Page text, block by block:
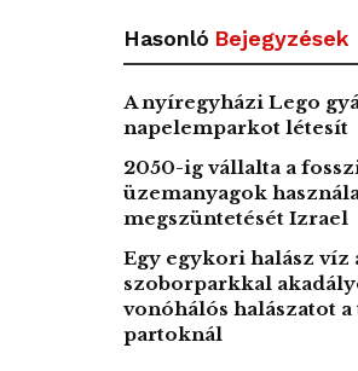
Hasonló Bejegyzések
A nyíregyházi Lego
napelemparkot létesít
2050-ig vállalta a
üzemanyagok
megszüntetését Izrael
Egy egykori halász víz
szoborparkkal
vonóhálós halászatot
partoknál